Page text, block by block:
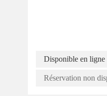
Disponible en ligne
Réservation non